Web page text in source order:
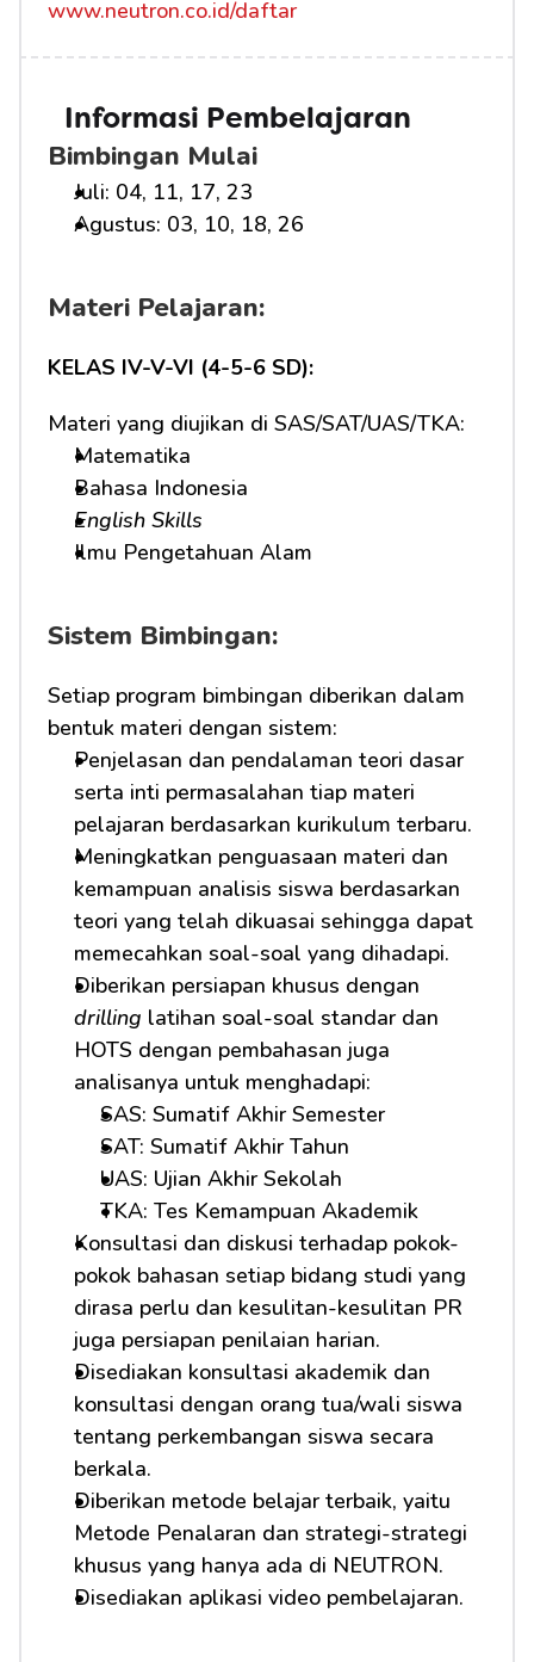
www.neutron.co.id/daftar
Informasi Pembelajaran
Bimbingan Mulai
Juli: 04, 11, 17, 23
Agustus: 03, 10, 18, 26
Materi Pelajaran:
KELAS IV-V-VI (4-5-6 SD):
Materi yang diujikan di SAS/SAT/UAS/TKA:
Matematika
Bahasa Indonesia
English Skills
Ilmu Pengetahuan Alam
Sistem Bimbingan:
Setiap program bimbingan diberikan dalam
bentuk materi dengan sistem:
Penjelasan dan pendalaman teori dasar
serta inti permasalahan tiap materi
pelajaran berdasarkan kurikulum terbaru.
Meningkatkan penguasaan materi dan
kemampuan analisis siswa berdasarkan
teori yang telah dikuasai sehingga dapat
memecahkan soal-soal yang dihadapi.
drilling latihan soal-soal standar dan
HOTS dengan pembahasan juga
analisanya untuk menghadapi:
SAS: Sumatif Akhir Semester
SAT: Sumatif Akhir Tahun
UAS: Ujian Akhir Sekolah
TKA: Tes Kemampuan Akademik
Konsultasi dan diskusi terhadap pokok-
pokok bahasan setiap bidang studi yang
dirasa perlu dan kesulitan-kesulitan PR
juga persiapan penilaian harian.
Disediakan konsultasi akademik dan
konsultasi dengan orang tua/wali siswa
tentang perkembangan siswa secara
berkala.
Diberikan metode belajar terbaik, yaitu
Metode Penalaran dan strategi-strategi
khusus yang hanya ada di NEUTRON.
Disediakan aplikasi video pembelajaran.